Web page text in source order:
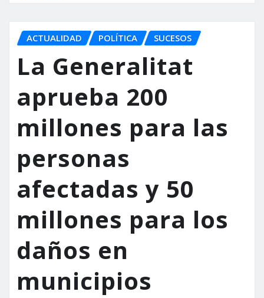
ACTUALIDAD POLÍTICA SUCESOS
La Generalitat
aprueba 200
millones para las
personas
afectadas y 50
millones para los
daños en
municipios